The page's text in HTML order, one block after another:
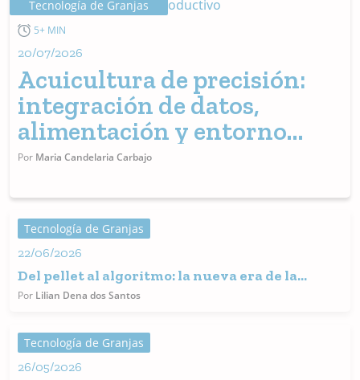
Tecnología de Granjas
5+ MIN
20/07/2026
Acuicultura de precisión:
integración de datos,
alimentación y entorno
productivo
Por Maria Candelaria Carbajo
Tecnología de Granjas
22/06/2026
Del pellet al algoritmo: la nueva era de la
alimentación en la acuicultura
Por Lilian Dena dos Santos
Tecnología de Granjas
26/05/2026